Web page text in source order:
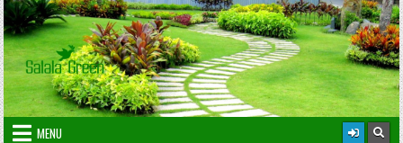
Skip
to
content
MENU